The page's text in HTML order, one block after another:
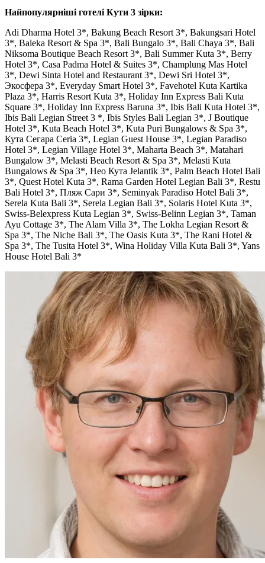
Найпопулярніші готелі Кути 3 зірки:
Adi Dharma Hotel 3*, Bakung Beach Resort 3*, Bakungsari Hotel
3*, Baleka Resort & Spa 3*, Bali Bungalo 3*, Bali Chaya 3*, Bali
Niksoma Boutique Beach Resort 3*, Bali Summer Kuta 3*, Berry
Hotel 3*, Casa Padma Hotel & Suites 3*, Champlung Mas Hotel
3*, Dewi Sinta Hotel and Restaurant 3*, Dewi Sri Hotel 3*,
Экосфера 3*, Everyday Smart Hotel 3*, Favehotel Kuta Kartika
Plaza 3*, Harris Resort Kuta 3*, Holiday Inn Express Bali Kuta
Square 3*, Holiday Inn Express Baruna 3*, Ibis Bali Kuta Hotel 3*,
Ibis Bali Legian Street 3 *, Ibis Styles Bali Legian 3*, J Boutique
Hotel 3*, Kuta Beach Hotel 3*, Kuta Puri Bungalows & Spa 3*,
Кута Сегара Ceria 3*, Legian Guest House 3*, Legian Paradiso
Hotel 3*, Legian Village Hotel 3*, Maharta Beach 3*, Matahari
Bungalow 3*, Melasti Beach Resort & Spa 3*, Melasti Kuta
Bungalows & Spa 3*, Нео Кута Jelantik 3*, Palm Beach Hotel Bali
3*, Quest Hotel Kuta 3*, Rama Garden Hotel Legian Bali 3*, Restu
Bali Hotel 3*, Пляж Сари 3*, Seminyak Paradiso Hotel Bali 3*,
Serela Kuta Bali 3*, Serela Legian Bali 3*, Solaris Hotel Kuta 3*,
Swiss-Belexpress Kuta Legian 3*, Swiss-Belinn Legian 3*, Taman
Ayu Cottage 3*, The Alam Villa 3*, The Lokha Legian Resort &
Spa 3*, The Niche Bali 3*, The Oasis Kuta 3*, The Rani Hotel &
Spa 3*, The Tusita Hotel 3*, Wina Holiday Villa Kuta Bali 3*, Yans
House Hotel Bali 3*